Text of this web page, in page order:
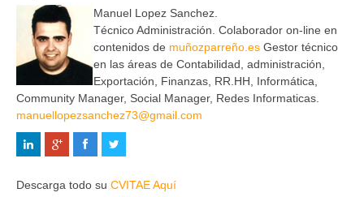
Manuel Lopez Sanchez.
Técnico Administración. Colaborador on-line en
contenidos de muñozparreño.es Gestor técnico
en las áreas de Contabilidad, administración,
Exportación, Finanzas, RR.HH, Informática,
Community Manager, Social Manager, Redes Informaticas.
manuellopezsanchez73@gmail.com
Descarga todo su CVITAE Aquí